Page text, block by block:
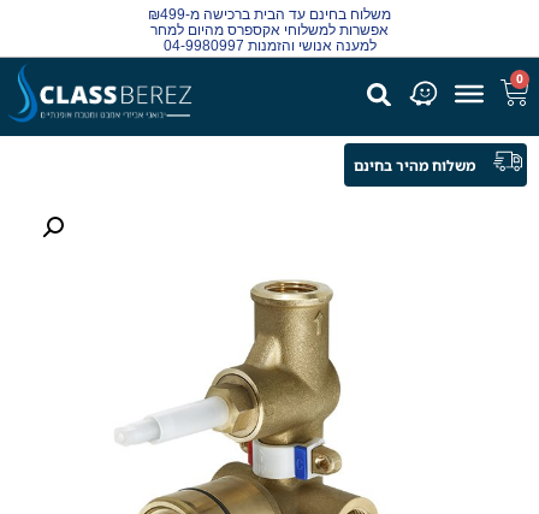
משלוח בחינם עד הבית ברכישה מ-₪499
אפשרות למשלוחי אקספרס מהיום למחר
למענה אנושי והזמנות 04-9980997
0
משלוח מהיר בחינם